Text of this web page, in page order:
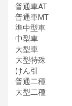
普通車AT
普通車MT
準中型車
中型車
大型車
大型特殊
けん引
普通二種
大型二種